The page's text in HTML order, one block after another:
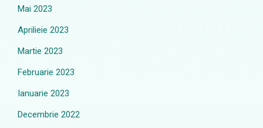
Mai 2023
Aprilieie 2023
Martie 2023
Februarie 2023
Ianuarie 2023
Decembrie 2022